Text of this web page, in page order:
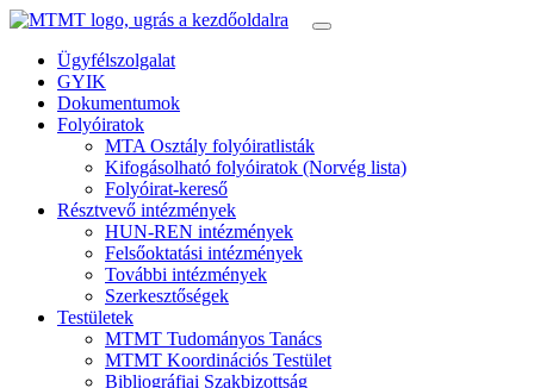
Ügyfélszolgalat
GYIK
Dokumentumok
Folyóiratok
MTA Osztály folyóiratlisták
Kifogásolható folyóiratok (Norvég lista)
Folyóirat-kereső
Résztvevő intézmények
HUN-REN intézmények
Felsőoktatási intézmények
További intézmények
Szerkesztőségek
Testületek
MTMT Tudományos Tanács
MTMT Koordinációs Testület
Bibliográfiai Szakbizottság